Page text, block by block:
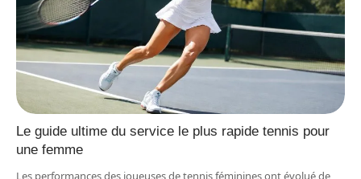
Le guide ultime du service le plus rapide tennis pour
une femme
Les performances des joueuses de tennis féminines ont évolué de